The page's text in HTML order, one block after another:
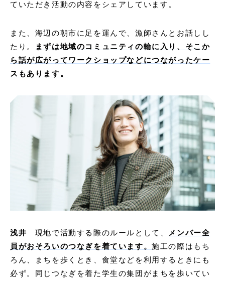
ていただき活動の内容をシェアしています。
また、海辺の朝市に足を運んで、漁師さんとお話しし
たり。
まずは地域のコミュニティの輪に入り、そこか
ら話が広がってワークショップなどにつながったケー
スもあります。
浅井 現地で活動する際のルールとして、
メンバー全
員がおそろいのつなぎを着ています。施工の際はもち
ろん、まちを歩くとき、食堂などを利用するときにも
必ず。同じつなぎを着た学生の集団がまちを歩いてい